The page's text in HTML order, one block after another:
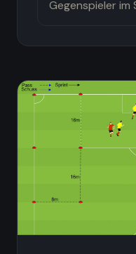
Gegenspieler